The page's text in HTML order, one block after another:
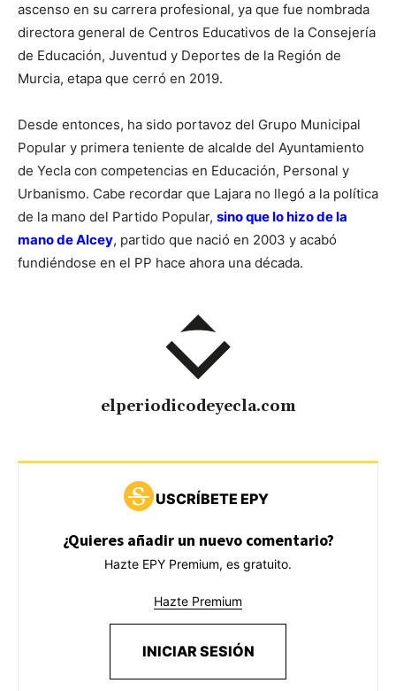
ascenso en su carrera profesional, ya que fue nombrada
directora general de Centros Educativos de la Consejería
de Educación, Juventud y Deportes de la Región de
Murcia, etapa que cerró en 2019.
Desde entonces, ha sido portavoz del Grupo Municipal
Popular y primera teniente de alcalde del Ayuntamiento
de Yecla con competencias en Educación, Personal y
Urbanismo. Cabe recordar que Lajara no llegó a la política
de la mano del Partido Popular, sino que lo hizo de la
mano de Alcey, partido que nació en 2003 y acabó
fundiéndose en el PP hace ahora una década.
elperiodicodeyecla.com
USCRÍBETE EPY
¿Quieres añadir un nuevo comentario?
Hazte EPY Premium, es gratuito.
Hazte Premium
INICIAR SESIÓN